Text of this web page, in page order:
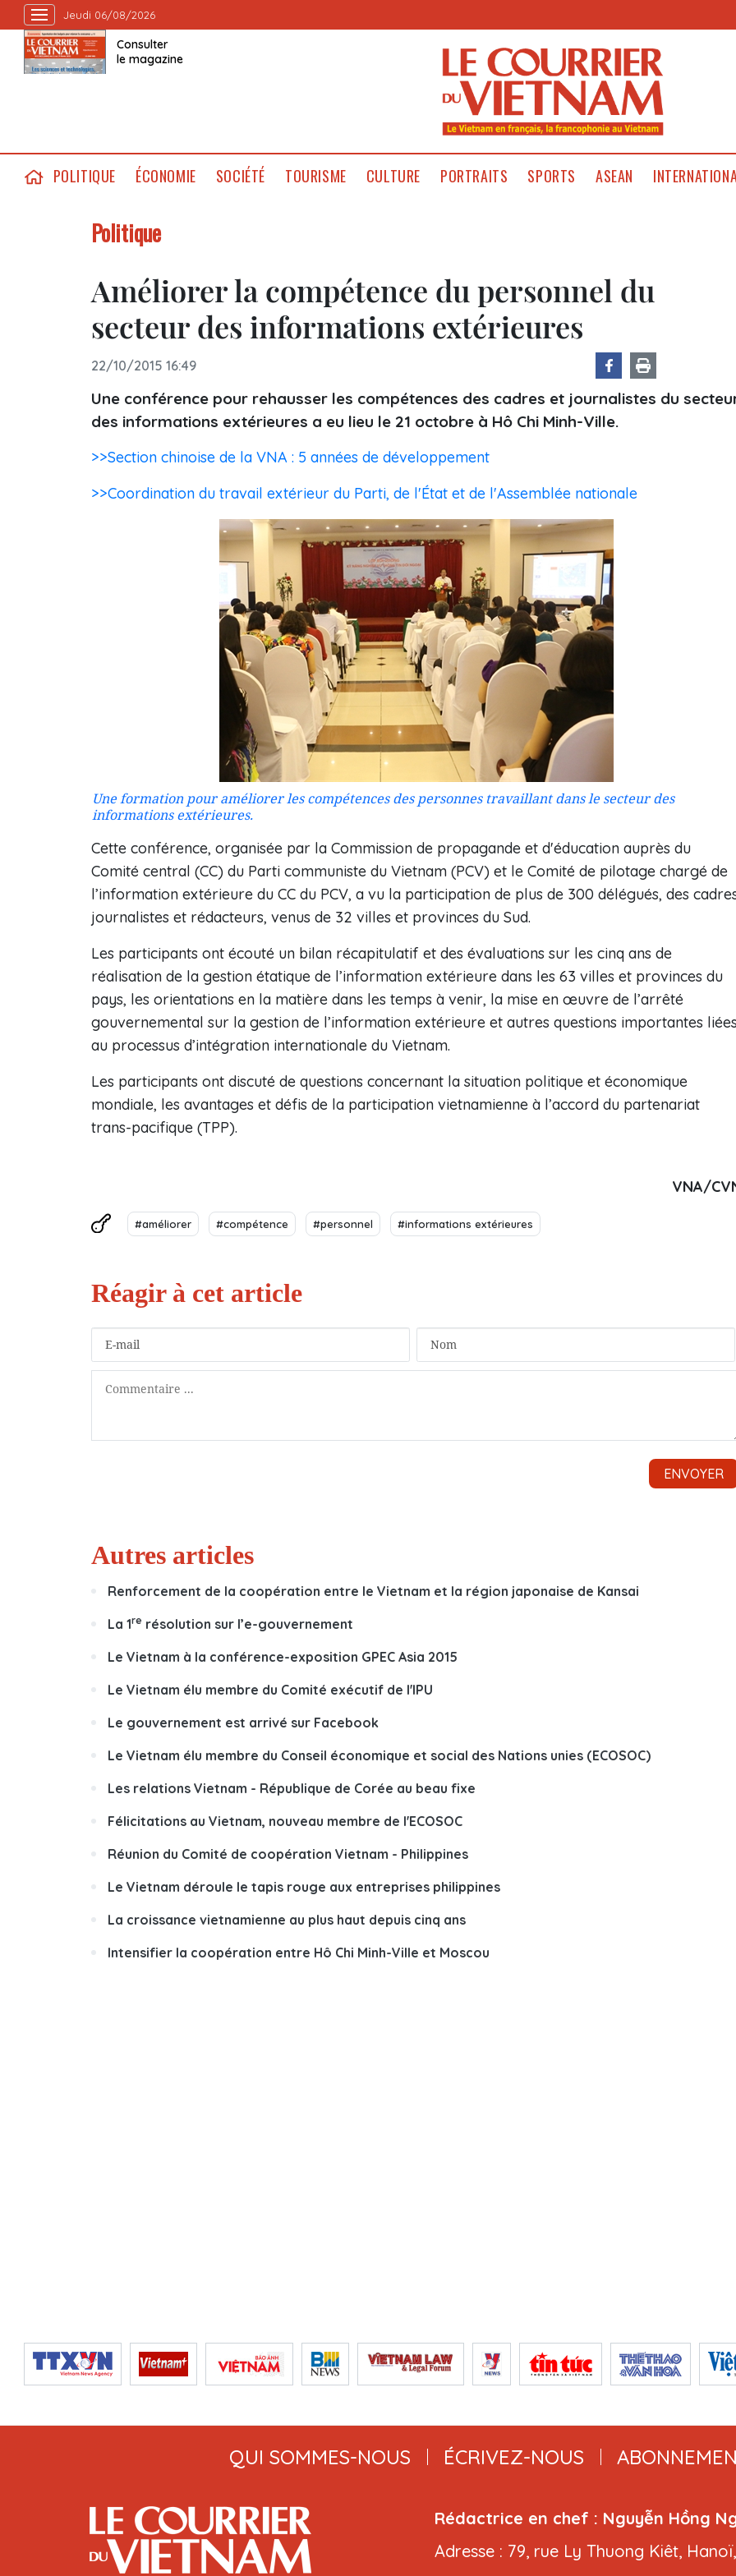
Jeudi 06/08/2026
Consulter
le magazine
POLITIQUE ÉCONOMIE SOCIÉTÉ TOURISME CULTURE PORTRAITS SPORTS ASEAN
Politique
Améliorer la compétence du personnel du
secteur des informations extérieures
22/10/2015 16:49
Une conférence pour rehausser les compétences des cadres et journalistes du
des informations extérieures a eu lieu le 21 octobre à Hô Chi Minh-Ville.
>>Section chinoise de la VNA : 5 années de développement
>>Coordination du travail extérieur du Parti, de l'État et de l'Assemblée nationale
Une formation pour améliorer l​es compétences des personnes travaillant dans le secteur des
informations extérieures.
Cette conférence, organisée par la Commission de propagande et d'éducation auprès du
Comité central (CC) du Parti communiste du Vietnam (PCV) et le Comité de pilotage chargé de
l’information extérieure du CC du PCV, a vu la participation de plus de 300 délégués, des
journalistes et rédacteurs, venus de 32 villes et provinces du Sud.
Les participants ont écouté un bilan récapitulatif et des évaluations sur les cinq ans de
réalisation de la gestion étatique de l’information extérieure dans les 63 villes et provinces du
pays, les orientations en la matière dans les temps à venir, la mise en œuvre de l’arrêté
gouvernemental sur la gestion de l’information extérieure et autres questions importantes
au processus d’intégration internationale du Vietnam.
Les participants ont discuté de questions concernant la situation politique et économique
mondiale, les avantages et défis de la participation vietnamienne à l’accord du partenariat
trans-pacifique (TPP).
VNA/
#améliorer #compétence #personnel #informations extérieures
Autres articles
Renforcement de la coopération entre le Vietnam et la région japonaise de Kansai
La 1re résolution sur l’e-gouvernement
Le Vietnam à la conférence-exposition GPEC Asia 2015
Le Vietnam élu membre du Comité exécutif de l'IPU
Le gouvernement est arrivé sur Facebook
Le Vietnam élu membre du Conseil économique et social des Nations unies (ECOSOC)
Les relations Vietnam - République de Corée au beau fixe
Félicitations au Vietnam, nouveau membre de l'ECOSOC
Réunion du Comité de coopération Vietnam - Philippines
Le Vietnam déroule le tapis rouge aux entreprises philippines
La croissance vietnamienne au plus haut depuis cinq ans
Intensifier la coopération entre Hô Chi Minh-Ville et Moscou
QUI SOMMES-NOUS ÉCRIVEZ-NOUS
Rédactrice en chef : Nguyễn Hồng
Adresse : 79, rue Ly Thuong Kiêt,